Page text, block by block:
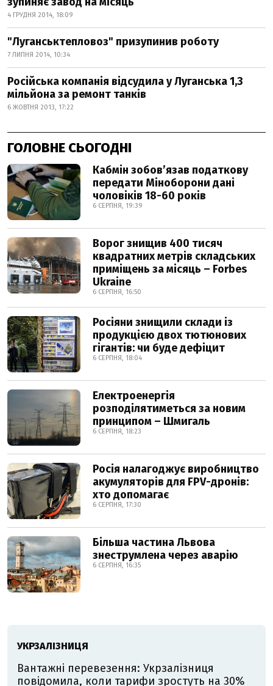
4 ГРУДНЯ 2014, 18:09
"Луганськтепловоз" призупинив роботу
7 ЛИПНЯ 2014, 10:34
Російська компанія відсудила у Луганська 1,3
мільйона за ремонт танків
6 ЖОВТНЯ 2013, 17:22
ГОЛОВНЕ СЬОГОДНІ
Кабмін зобовʼязав податкову
передати Міноборони дані
чоловіків 18-60 років
6 СЕРПНЯ, 19:39
Ворог знищив 400 тисяч
квадратних метрів складських
приміщень за місяць – Forbes
Ukraine
6 СЕРПНЯ, 16:50
Росіяни знищили склади із
продукцією двох тютюнових
гігантів: чи буде дефіцит
6 СЕРПНЯ, 18:04
Електроенергія
розподілятиметься за новим
принципом – Шмигаль
6 СЕРПНЯ, 18:23
Росія налагоджує виробництво
акумуляторів для FPV-дронів:
хто допомагає
6 СЕРПНЯ, 17:30
Більша частина Львова
знеструмлена через аварію
6 СЕРПНЯ, 16:35
УКРЗАЛІЗНИЦЯ
Вантажні перевезення: Укрзалізниця
повідомила, коли тарифи зростуть на 30%